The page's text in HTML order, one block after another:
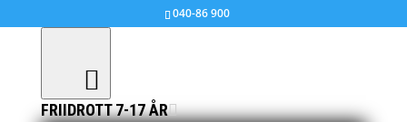
040-86 900
FRIIDROTT 7-17 ÅR